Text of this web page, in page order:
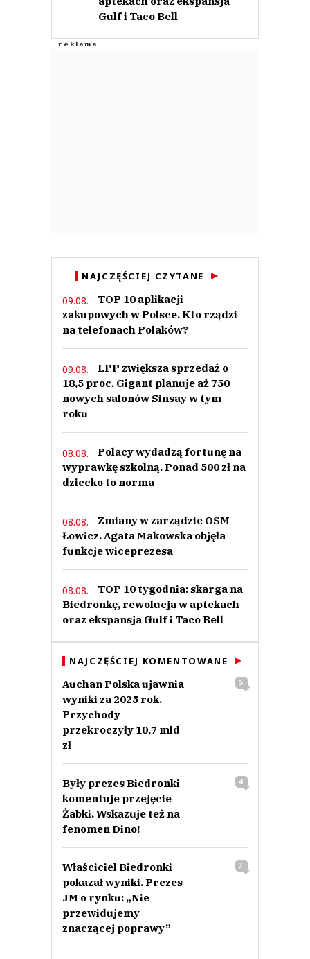
Gulf i Taco Bell
NAJCZĘŚCIEJ CZYTANE
09.08.
TOP 10 aplikacji
zakupowych w Polsce. Kto rządzi
na telefonach Polaków?
09.08.
LPP zwiększa sprzedaż o
18,5 proc. Gigant planuje aż 750
nowych salonów Sinsay w tym
roku
08.08.
Polacy wydadzą fortunę na
wyprawkę szkolną. Ponad 500 zł na
dziecko to norma
08.08.
Zmiany w zarządzie OSM
Łowicz. Agata Makowska objęła
funkcje wiceprezesa
08.08.
TOP 10 tygodnia: skarga na
Biedronkę, rewolucja w aptekach
oraz ekspansja Gulf i Taco Bell
NAJCZĘŚCIEJ KOMENTOWANE
Auchan Polska ujawnia
wyniki za 2025 rok.
Przychody
przekroczyły 10,7 mld
zł
5
Były prezes Biedronki
komentuje przejęcie
Żabki. Wskazuje też na
fenomen Dino!
4
Właściciel Biedronki
pokazał wyniki. Prezes
JM o rynku: „Nie
przewidujemy
znaczącej poprawy”
3